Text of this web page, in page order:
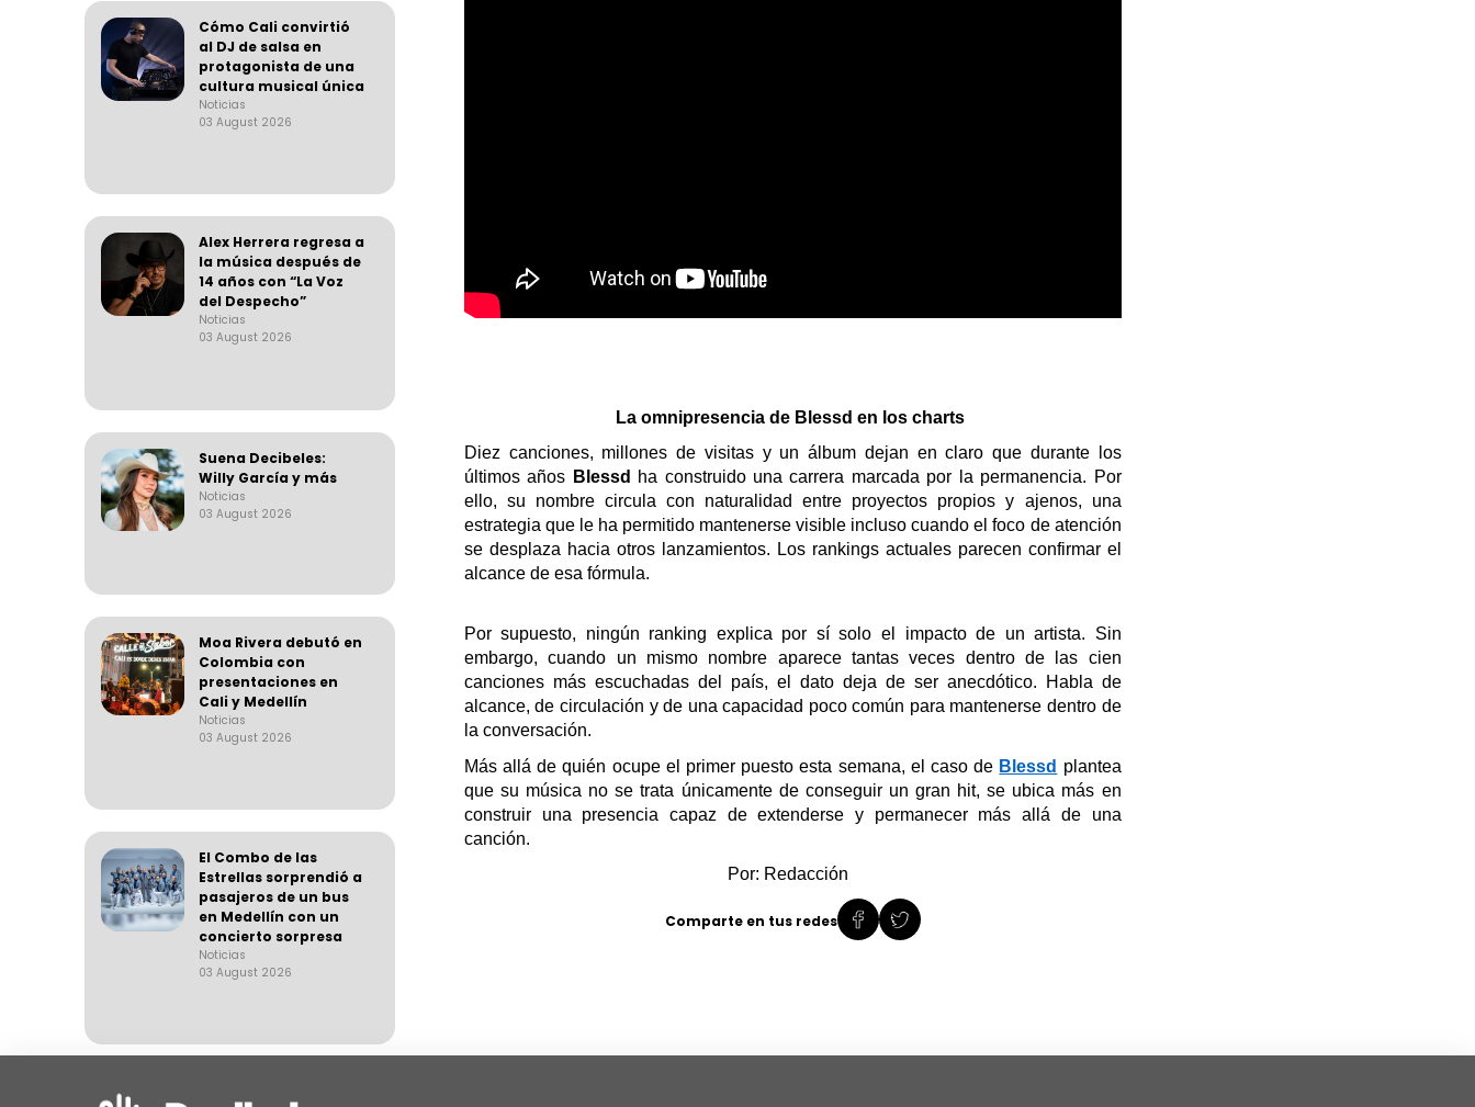
Cómo Cali convirtió
al DJ de salsa en
protagonista de una
cultura musical única
Noticias
03 August 2026
Alex Herrera regresa a
la música después de
14 años con “La Voz
del Despecho”
Noticias
03 August 2026
Suena Decibeles:
Willy García y más
Noticias
03 August 2026
Moa Rivera debutó en
Colombia con
presentaciones en
Cali y Medellín
Noticias
03 August 2026
El Combo de las
Estrellas sorprendió a
pasajeros de un bus
en Medellín con un
concierto sorpresa
Noticias
03 August 2026
La omnipresencia de Blessd en los charts
Diez canciones, millones de visitasyun álbum dejan en claro que durante los
últimos años Blessd ha construido una carrera marcada por
la permanencia. Por
ello, su nombre circula con naturalidad entre proyectos propios y ajenos, una
estrategia que le ha permitido mantenerse visible incluso cuando el foco de atención
se desplaza hacia otros lanzamientos. Los rankings actuales parecen confirmar el
alcance de esa fórmula.
Por supuesto, ningún ranking explica por sí solo el impacto de un artista. Sin
embargo, cuando un mismo nombre aparece tantasveces dentro de las cien
canciones más escuchadas del país, el dato deja de ser anecdótico. Habla de
alcance, de circulación y de una capacidad poco común para mantenerse dentro de
la conversación.
Más allá de quién ocupe el primer puesto esta semana, el caso de Blessd plantea
que su música no se trata únicamente de conseguir un gran hit, se ubica más en
construiruna presencia capaz de extendersey permanecer más allá de una
canción.
Por: Redacción
Comparte en tus redes